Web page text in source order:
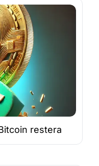
restera